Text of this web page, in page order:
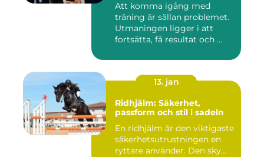
Att komma igång med
träning är sällan problemet.
Utmaningen ligger i att
fortsätta, få resultat och ...
13. jan
Ridhjälm: Säkerhet,
passform och stil i sadeln
En ridhjälm är den viktigaste
säkerhetsutrustningen en
ryttare använder. Den sky...